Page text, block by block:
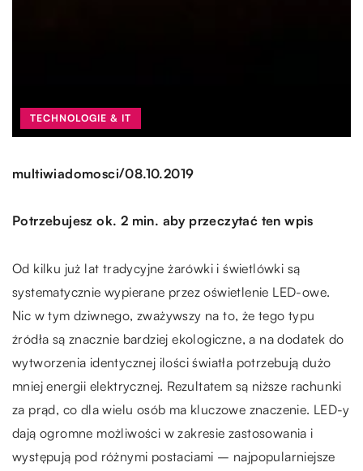
TECHNOLOGIE & IT
multiwiadomosci/08.10.2019
Potrzebujesz ok. 2 min. aby przeczytać ten wpis
Od kilku już lat tradycyjne żarówki i świetlówki są
systematycznie wypierane przez oświetlenie LED-owe.
Nic w tym dziwnego, zważywszy na to, że tego typu
źródła są znacznie bardziej ekologiczne, a na dodatek do
wytworzenia identycznej ilości światła potrzebują dużo
mniej energii elektrycznej. Rezultatem są niższe rachunki
za prąd, co dla wielu osób ma kluczowe znaczenie. LED-y
dają ogromne możliwości w zakresie zastosowania i
występują pod różnymi postaciami – najpopularniejsze